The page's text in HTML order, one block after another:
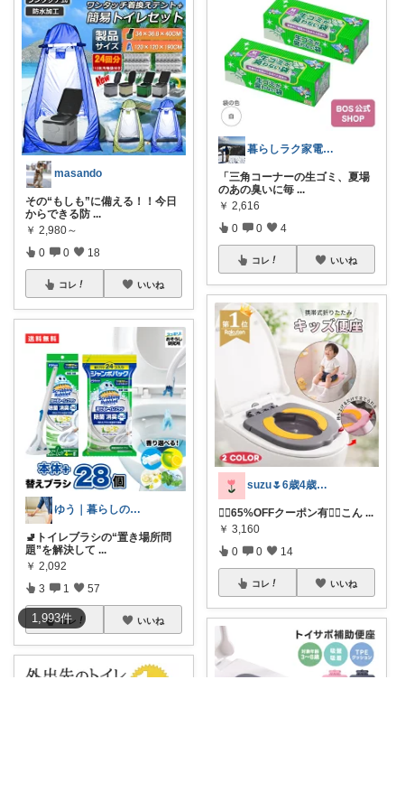
1,993件
masando
その“もしも”に備える！！今日
からできる防 ...
￥ 2,980～
0 0 18
コレ いいね
ゆう｜暮らしのお得術
🚽トイレブラシの“置き場所問
題”を解決して ...
￥ 2,092
3 1 57
コレ いいね
暮らしラク家電＆便利グッズROOM
「三角コーナーの生ゴミ、夏場
のあの臭いに毎 ...
￥ 2,616
0 0 4
コレ いいね
suzu🌷6歳4歳子育てママの暮らし
❤️‍🔥65%OFFクーポン有❤️‍🔥こん ...
￥ 3,160
0 0 14
コレ いいね